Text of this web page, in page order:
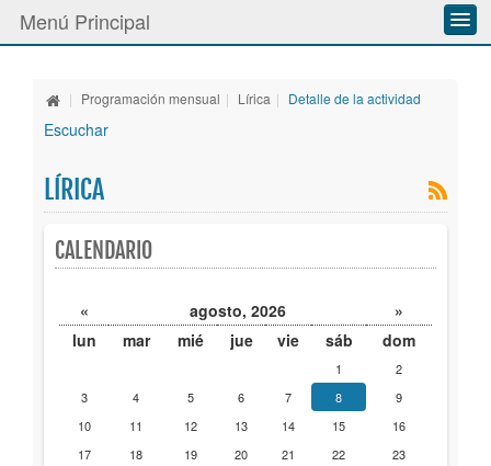
Quejas y Sugerencias
Menú Principal
Espacios culturales
Actividades
Publicaciones
Trámites
| Programación mensual | Lírica | Detalle de la actividad
Escuchar
LÍRICA
CALENDARIO
« agosto, 2026
»
lun
mar mié jue vie sáb dom
1
2
3
4 5 6 7 8
9
10
11 12 13 14 15
16
17
18 19 20 21 22
23